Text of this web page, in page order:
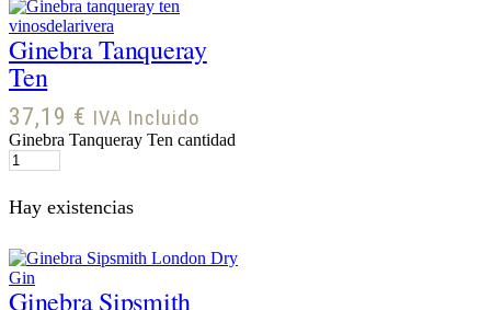
Ginebra Tanqueray
Ten
37,19 € IVA Incluido
Ginebra Tanqueray Ten cantidad
Hay existencias
Ginebra Sipsmith